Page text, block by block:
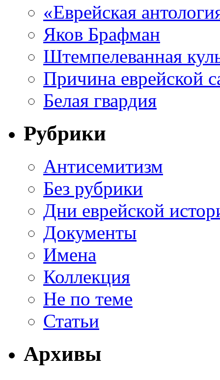
«Еврейская
Яков Брафман
Штемпелеванная
Причина еврейской
Белая гвардия
Рубрики
Антисемитизм
Без рубрики
Дни еврейской
Документы
Имена
Коллекция
Не по теме
Статьи
Архивы